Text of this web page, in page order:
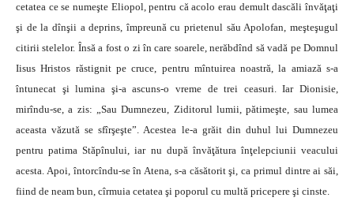
cetatea ce se numeşte Eliopol, pentru că acolo erau demult dascăli învăţaţi
şi de la dînşii a deprins, împreună cu prietenul său Apolofan, meşteşugul
citirii stelelor. Însă a fost o zi în care soarele, nerăbdînd să vadă pe Domnul
Iisus Hristos răstignit pe cruce, pentru mîntuirea noastră, la amiază s-a
întunecat şi lumina şi-a ascuns-o vreme de trei ceasuri. Iar Dionisie,
mirîndu-se, a zis: „Sau Dumnezeu, Ziditorul lumii, pătimeşte, sau lumea
aceasta văzută se sfîrşeşte”. Acestea le-a grăit din duhul lui Dumnezeu
pentru patima Stăpînului, iar nu după învăţătura înţelepciunii veacului
acesta. Apoi, întorcîndu-se în Atena, s-a căsătorit şi, ca primul dintre ai săi,
fiind de neam bun, cîrmuia cetatea şi poporul cu multă pricepere şi cinste.